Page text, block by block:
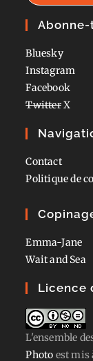
Abonne-
Bluesky
Instagram
Facebook
TwitterX
Contact
Politique de
Emma-Jane
Wait and Sea
Licence
L'ensemble
Photo est mis